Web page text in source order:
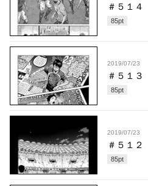
＃５１４
85pt
2019/07/23
＃５１３
85pt
2019/07/23
＃５１２
85pt